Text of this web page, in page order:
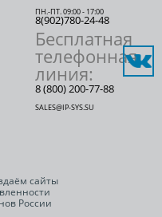
ПН.-ПТ. 09:00 - 17:00
8(902)780-24-48
Бесплатная
телефонная
линия:
8 (800) 200-77-88
SALES@IP-SYS.SU
сайты
России